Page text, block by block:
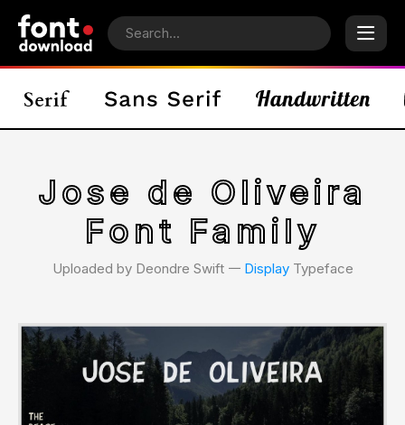
Jose de Oliveira
Font Family
Uploaded by Deondre Swift 𑁋 DisplayTypeface